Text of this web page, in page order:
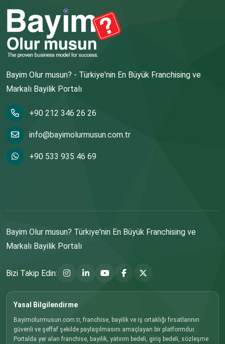
Bayim Olur musun? - Türkiye'nin En Büyük Franchising ve
Markalı Bayilik Portalı
+90 212 346 26 26
info@bayimolurmusun.com.tr
+90 533 935 46 69
Bayim Olur musun? Türkiye'nin En Büyük Franchising ve
Markalı Bayilik Portalı
Bizi Takip Edin:
Yasal Bilgilendirme
Bayimolurmusun.com.tr, franchise, bayilik ve iş ortaklığı fırsatlarının
güvenli ve şeffaf şekilde paylaşılmasını amaçlayan bir platformdur.
Portalda yer alan franchise, bayilik, yatırım bedeli, giriş bedeli, sözleşme